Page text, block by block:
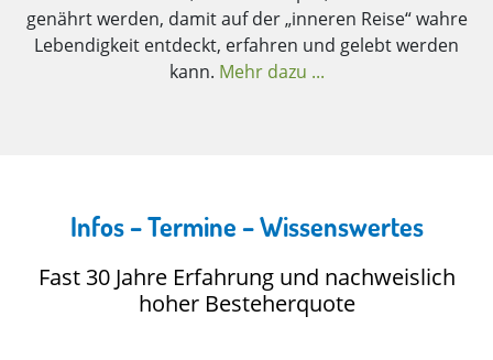
genährt werden, damit auf der „inneren Reise“ wahre
Lebendigkeit entdeckt, erfahren und gelebt werden
kann. Mehr dazu ...
Infos – Termine – Wissenswertes
Fast 30 Jahre Erfahrung und nachweislich
hoher Besteherquote